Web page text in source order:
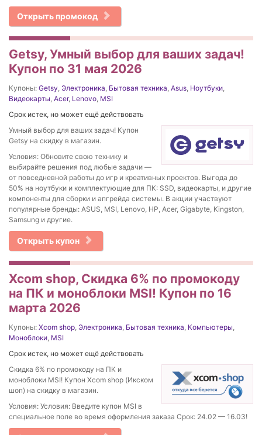
Открыть промокод
Getsy, Умный выбор для ваших задач!
Купон по 31 мая 2026
Купоны: Getsy Электроника Бытовая техника Asus Ноутбуки
Видеокарты Acer, Lenovo MSI
Срок истек, но может ещё действовать
Умный выбор для ваших задач! Купон
Getsy на скидку в магазин.
Условия: Обновите свою технику и
выбирайте решения под любые задачи —
от повседневной работы до игр и креативных проектов. Выгода до
50% на ноутбуки и комплектующие для ПК: SSD, видеокарты, и другие
компоненты для сборки и апгрейда системы. В акции участвуют
популярные бренды: ASUS, MSI, Lenovo, HP, Acer, Gigabyte, Kingston,
Samsung и другие.
Открыть купон
Xcom shop, Скидка 6% по промокоду
на ПК и моноблоки MSI! Купон по 16
марта 2026
Купоны: Xcom shop Электроника Бытовая техника Компьютеры
Моноблоки MSI
Срок истек, но может ещё действовать
Скидка 6% по промокоду на ПК и
моноблоки MSI! Купон Xcom shop (Икском
шоп) на скидку в магазин.
Условия: Условия: Введите купон MSI в
специальное поле во время оформления заказа Срок: 24.02 — 16.03!